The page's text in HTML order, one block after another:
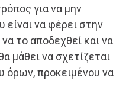
για να μην
είναι να φέρει στην
το αποδεχθεί και να
μάθει να σχετίζεται
όρων, προκειμένου να